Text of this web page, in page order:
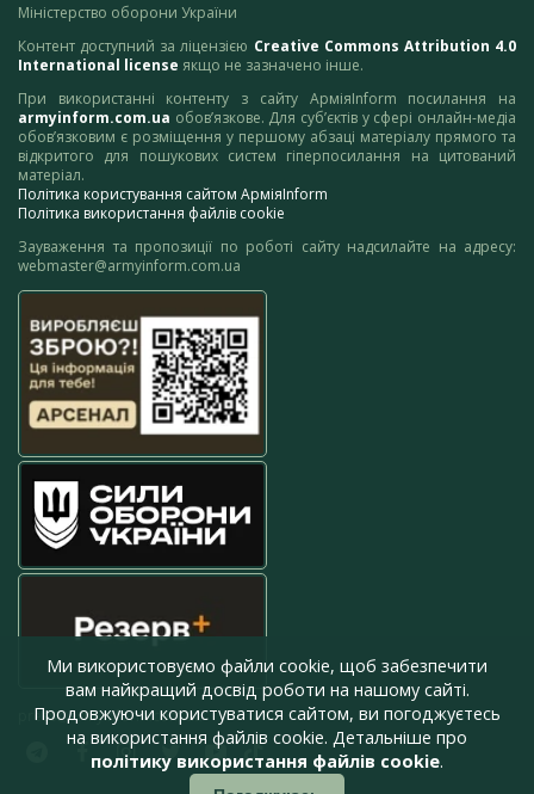
Міністерство оборони України
Контент доступний за ліцензією Creative Commons Attribution 4.0
International license якщо не зазначено інше.
При використанні контенту з сайту АрміяInform посилання на
armyinform.com.ua обов’язкове. Для суб’єктів у сфері онлайн-медіа
обов’язковим є розміщення у першому абзаці матеріалу прямого та
відкритого для пошукових систем гіперпосилання на цитований
матеріал.
Політика користування сайтом АрміяInform
Політика використання файлів cookie
Зауваження та пропозиції по роботі сайту надсилайте на адресу:
webmaster@armyinform.com.ua
press@armyinform.com.ua
Ми використовуємо файли cookie, щоб забезпечити
вам найкращий досвід роботи на нашому сайті.
Продовжуючи користуватися сайтом, ви погоджуєтесь
на використання файлів cookie. Детальніше про
політику використання файлів cookie.